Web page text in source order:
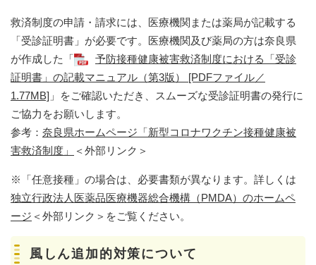
救済制度の申請・請求には、医療機関または薬局が記載する
「受診証明書」が必要です。医療機関及び薬局の方は奈良県
が作成した「
予防接種健康被害救済制度における「受診
証明書」の記載マニュアル（第3版） [PDFファイル／
1.77MB] 」をご確認いただき、スムーズな受診証明書の発行に
ご協力をお願いします。
参考： 奈良県ホームページ「新型コロナワクチン接種健康被
害救済制度」
＜外部リンク＞
※「任意接種」の場合は、必要書類が異なります。詳しくは
独立行政法人医薬品医療機器総合機構（PMDA）のホームペ
ージ ＜外部リンク＞ をご覧ください。
風しん追加的対策について